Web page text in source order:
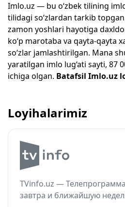
Imlo.uz — bu o‘zbek tilining imlo
tilidagi so‘zlardan tarkib
zamon yoshlari hayotiga
ko‘p marotaba va qayta-qayta
so‘zlar jamlashtirilgan. Mana
yaratilgan imlo lug‘ati sayti, 87
ichiga olgan. Batafsil Imlo.uz
Loyihalarimiz
TVinfo.uz —
завтра и ближайшую